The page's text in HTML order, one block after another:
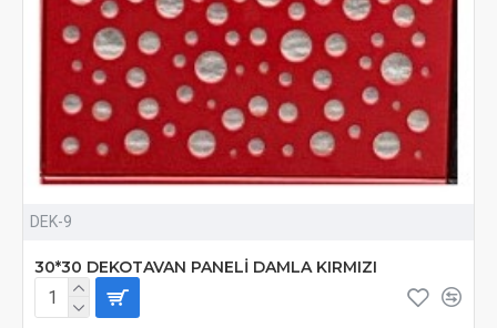
DEK-9
30*30 DEKOTAVAN PANELİ DAMLA KIRMIZI